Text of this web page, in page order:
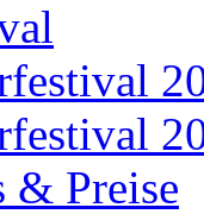
& Preise